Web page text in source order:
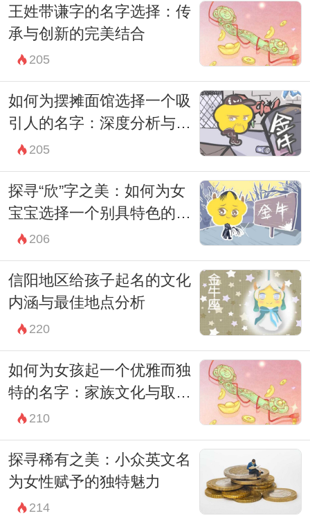
择一些鲜明、富有现代感的字也成为了一种
新的趋势。
例如，现代父母可能会考虑使用“宇”、“翔”等
字，构建出好听且有深意的名字。以“喻
宇”为例，既简单又富有气势，寓意着广阔
的天空和无尽的可能。而“喻翔”则传达出一
种自由翱翔、勇往直前的精神状态。
家长在命名的过程中，往往会想要融入一些
个人情感和期望。例如，有的父母希望孩子
择“文”、“彦”这样的字与喻姓组合，形成“喻
文”或“喻彦”。这些名字都承载着对未来的美
好希冀。
而在文化背景越来越多元化的今天，海外的
文化也逐渐影响着中国的起名方式。一些家
长开始尝试用英文名或是结合国际化的元
素，让孩子的名字更具全球化的视野。例
如，将“喻”与“Emerson”相结合，形成一个独
特的双语名字，也是一种符合时代的选择。
另一个有趣的方向是在名字中融入一些时下
王姓带谦字的名字选择：传
承与创新的完美结合
205
如何为摆摊面馆选择一个吸
引人的名字：深度分析与实
用策略
205
探寻“欣”字之美：如何为女
宝宝选择一个别具特色的名
字 206
信阳地区给孩子起名的文化
内涵与最佳地点分析
220
如何为女孩起一个优雅而独
特的名字：家族文化与取名
技巧的深度探讨
210
探寻稀有之美：小众英文名
为女性赋予的独特魅力
214